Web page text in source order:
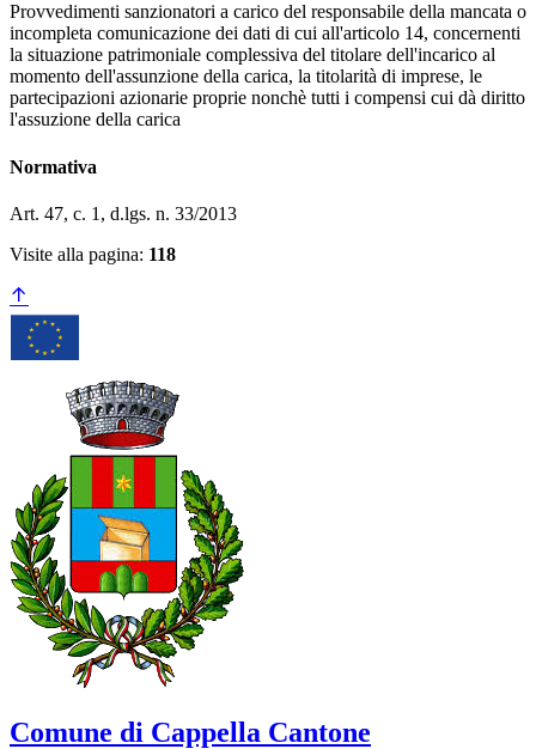
Provvedimenti sanzionatori a carico del responsabile della mancata o
incompleta comunicazione dei dati di cui all'articolo 14, concernenti
la situazione patrimoniale complessiva del titolare dell'incarico al
momento dell'assunzione della carica, la titolarità di imprese, le
partecipazioni azionarie proprie nonchè tutti i compensi cui dà diritto
l'assuzione della carica
Normativa
Art. 47, c. 1, d.lgs. n. 33/2013
Visite alla pagina: 118
Comune di Cappella Cantone